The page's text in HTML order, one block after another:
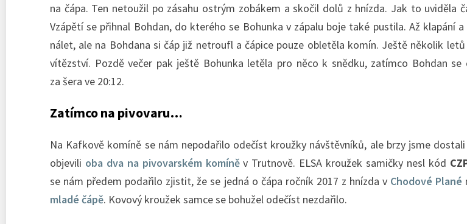
na čápa. Ten netoužil po zásahu ostrým zobákem a skočil dolů z hnízda. Jak to uviděla
Vzápětí se přihnal Bohdan, do kterého se Bohunka v zápalu boje také pustila. Až klapání
nálet, ale na Bohdana si čáp již netroufl a čápice pouze obletěla komín. Ještě několik
vítězství. Pozdě večer pak ještě Bohunka letěla pro něco k snědku, zatímco Bohdan se
za šera ve 20:12.
Zatímco na pivovaru…
Na Kafkově komíně se nám nepodařilo odečíst kroužky návštěvníků, ale brzy jsme
objevili oba dva na pivovarském komíněv Trutnově. ELSA kroužek samičky nesl kód
se nám předem podařilo zjistit, že se jedná o čápa ročník 2017 z hnízda v Chodové Plané
mladé čápě. Kovový kroužek samce se bohužel odečíst nezdařilo.